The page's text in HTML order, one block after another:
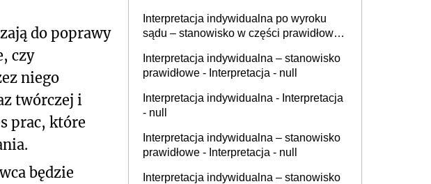
do poprawy
czy
niego
twórczej i
prac, które
będzie
Interpretacja indywidualna po wyroku
sądu – stanowisko w części prawidłowe i
null
Interpretacja indywidualna – stanowisko
prawidłowe - Interpretacja - null
Interpretacja indywidualna - Interpretacja
- null
Interpretacja indywidualna – stanowisko
prawidłowe - Interpretacja - null
Interpretacja indywidualna – stanowisko